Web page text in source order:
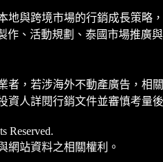
地與跨境市場的行銷成長策略
作、活動規劃、泰國市場推廣
者，若涉海外不動產廣告，相
資人詳閱行銷文件並審慎考量
Reserved.
網站資料之相關權利。